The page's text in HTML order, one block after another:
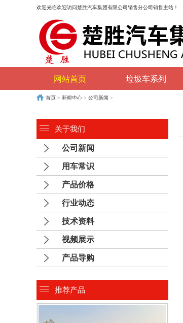
欢迎光临欢迎访问楚胜汽车集团有限公司销售分公司销售主站！
网站首页 垃圾车系列
购车流程
首页 > 新闻中心 > 公司新闻 >
关于我们
公司新闻
用车常识
产品价格
行业动态
技术资料
视频展示
产品导购
推荐产品